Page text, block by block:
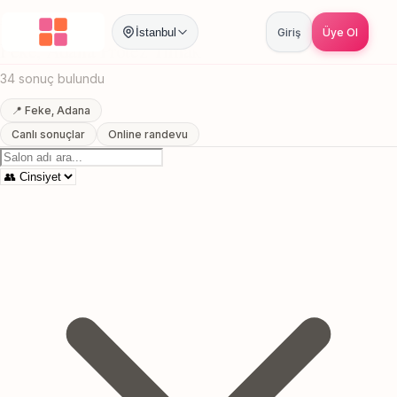
İstanbul Giriş Üye Ol
Anasayfa / Adana Feke Protez Tirnak
Feke, Adana Protez Tirnak
34 sonuç bulundu
📍 Feke, Adana
Canlı sonuçlar
Online randevu